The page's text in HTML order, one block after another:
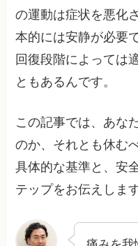
の運動は症状を悪化
本的には安静が必要
回復段階によっては
ともあるんです。
この記事では、あな
のか、それとも休む
具体的な基準と、安
テップをお伝えします